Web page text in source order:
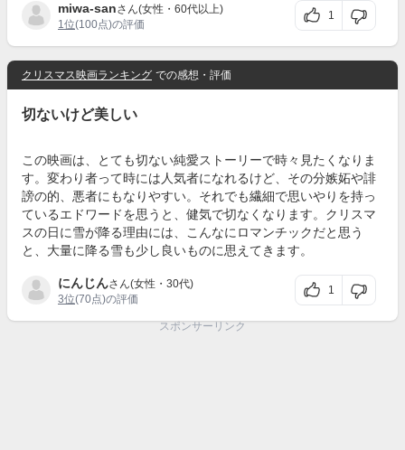
miwa-sanさん(女性・60代以上)
1位(100点)の評価
1
クリスマス映画ランキング での感想・評価
切ないけど美しい
この映画は、とても切ない純愛ストーリーで時々見たくなりま
す。変わり者って時には人気者になれるけど、その分嫉妬や誹
謗の的、悪者にもなりやすい。それでも繊細で思いやりを持っ
ているエドワードを思うと、健気で切なくなります。クリスマ
スの日に雪が降る理由には、こんなにロマンチックだと思う
と、大量に降る雪も少し良いものに思えてきます。
にんじんさん(女性・30代)
3位(70点)の評価
1
スポンサーリンク